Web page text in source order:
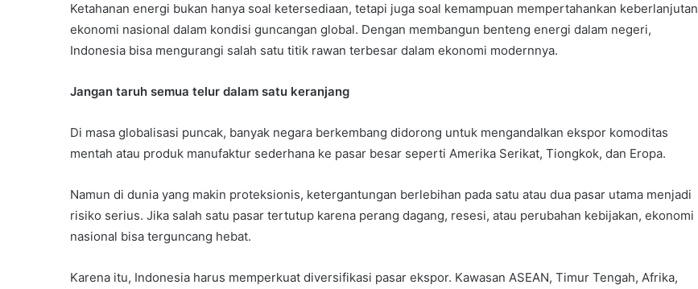
Ketahanan energi bukan hanya soal ketersediaan, tetapi juga soal kemampuan mempertahankan keberlanjutan
ekonomi nasional dalam kondisi guncangan global. Dengan membangun benteng energi dalam negeri,
Indonesia bisa mengurangi salah satu titik rawan terbesar dalam ekonomi modernnya.
Jangan taruh semua telur dalam satu keranjang
Di masa globalisasi puncak, banyak negara berkembang didorong untuk mengandalkan ekspor komoditas
mentah atau produk manufaktur sederhana ke pasar besar seperti Amerika Serikat, Tiongkok, dan Eropa.
Namun di dunia yang makin proteksionis, ketergantungan berlebihan pada satu atau dua pasar utama menjadi
risiko serius. Jika salah satu pasar tertutup karena perang dagang, resesi, atau perubahan kebijakan, ekonomi
nasional bisa terguncang hebat.
Karena itu, Indonesia harus memperkuat diversifikasi pasar ekspor. Kawasan ASEAN, Timur Tengah, Afrika,